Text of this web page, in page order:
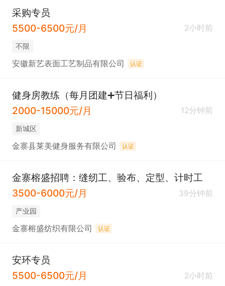
采购专员
5500-6500元/月
2小时前
不限
安徽新艺表面工艺制品有限公司 认证
健身房教练（每月团建➕节日福利）
2000-15000元/月
12分钟前
新城区
金寨县莱美健身服务有限公司 认证
金寨榕盛招聘：缝纫工、验布、定型、计时工
3500-6000元/月
39分钟前
产业园
金寨榕盛纺织有限公司 认证
安环专员
5500-6500元/月
2小时前